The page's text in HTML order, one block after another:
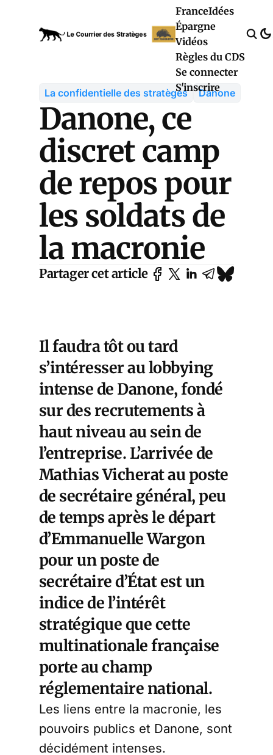
FranceIdées
Épargne
Vidéos
Règles du CDS
Se connecter
S'inscrire
La confidentielle des stratèges Danone
Danone, ce
discret camp
de repos pour
les soldats de
la macronie
Partager cet article
Il faudra tôt ou tard
s’intéresser au lobbying
intense de Danone, fondé
sur des recrutements à
haut niveau au sein de
l’entreprise. L’arrivée de
Mathias Vicheratau poste
de secrétaire général, peu
de temps après le départ
d’Emmanuelle Wargon
pour un poste de
secrétaire d’État est un
indice de l’intérêt
stratégique que cette
multinationale française
porte au champ
réglementaire national.
Les liens entre la macronie, les
pouvoirs publics et Danone, sont
décidément intenses.